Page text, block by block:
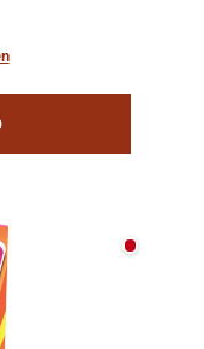
undertook
Nicht